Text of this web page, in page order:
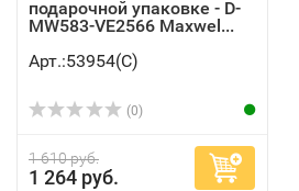
подарочной упаковке - D-
MW583-VE2566 Maxwel...
Арт.:53954(C)
(0)
1 610 руб.
1 264 руб.